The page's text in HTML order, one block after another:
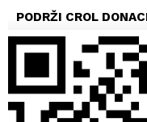
PODRŽI CROL